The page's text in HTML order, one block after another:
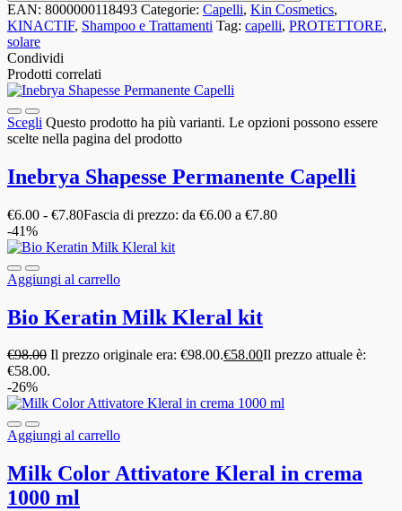
EAN: 8000000118493 Categorie: Capelli, Kin Cosmetics,
KINACTIF, Shampoo e Trattamenti Tag: capelli, PROTETTORE,
solare
Condividi
Prodotti correlati
Scegli Questo prodotto ha più varianti. Le opzioni possono essere
scelte nella pagina del prodotto
Inebrya Shapesse Permanente Capelli
€6.00 - €7.80Fascia di prezzo: da €6.00 a €7.80
-41%
Aggiungi al carrello
Bio Keratin Milk Kleral kit
€98.00 Il prezzo originale era: €98.00.€58.00Il prezzo attuale è:
€58.00.
-26%
Aggiungi al carrello
Milk Color Attivatore Kleral in crema
1000 ml